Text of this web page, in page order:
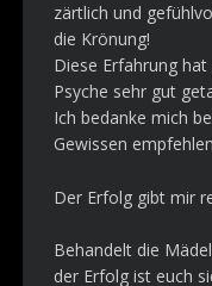
zärtlich und
die Krönung!
Diese Erfahrung
Psyche sehr gut
Ich bedanke mich
Gewissen
Der Erfolg gibt mir
Behandelt die
der Erfolg ist euch